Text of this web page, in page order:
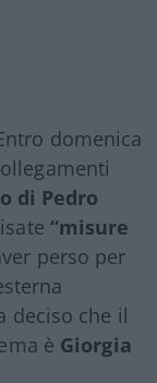
domenica
di Pedro
“misure
perso per
deciso che il
è Giorgia